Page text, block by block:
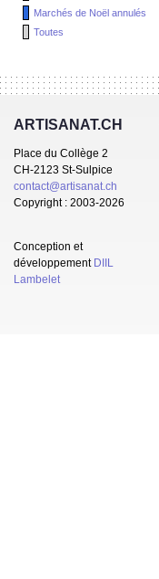
Marchés de Noël annulés
Toutes
ARTISANAT.CH
Place du Collège 2
CH-2123 St-Sulpice
contact@artisanat.ch
Copyright : 2003-2026
Conception et
développement DIIL
Lambelet